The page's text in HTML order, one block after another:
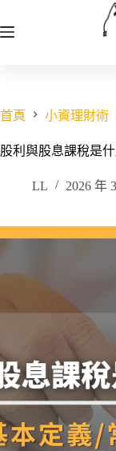
至
容
首頁 小資理財術
股利與股息課稅是
LL 2026 年